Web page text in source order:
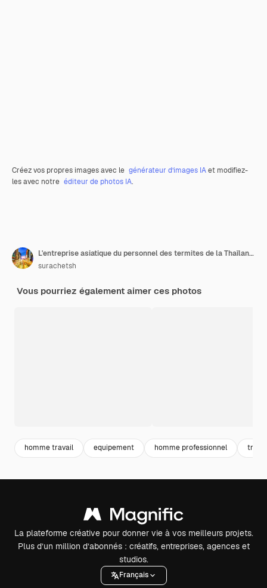
Créez vos propres images avec le générateur d’images IAet modifiez-
les avec notre éditeur de photos IA.
L'entreprise asiatique du personnel des termites de la Thaïlande pulvérise le liquide chimique de destruction dans un nid de fourmis blanches dans le bois autour de la maison humaine.
surachetsh
Vous pourriez également aimer ces photos
homme travail equipement homme professionnel
La plateforme créative pour donner vie à vos meilleurs projets.
Plus d’un million d’abonnés : créatifs, entreprises, agences et
studios.
Français